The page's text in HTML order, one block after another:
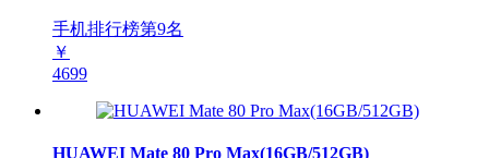
手机排行榜第9名
￥
4699
HUAWEI Mate 80 Pro Max(16GB/512GB)